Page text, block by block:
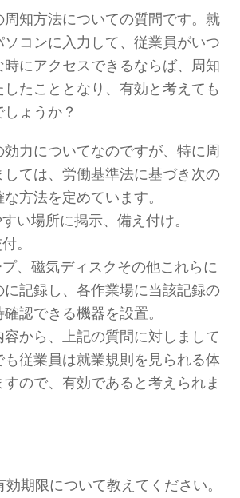
周知方法についての質問です。就
ソコンに入力して、従業員がいつ
時にアクセスできるならば、周知
たこととなり、有効と考えても
ょうか？
効力についてなのですが、特に周
しては、労働基準法に基づき次の
方法を定めています。
い場所に掲示、備え付け。
。
、磁気ディスクその他これらに
に記録し、各作業場に当該記録の
認できる機器を設置。
容から、上記の質問に対しまして
も従業員は就業規則を見られる体
ので、有効であると考えられま
効期限について教えてください。